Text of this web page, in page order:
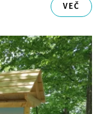
VEČ